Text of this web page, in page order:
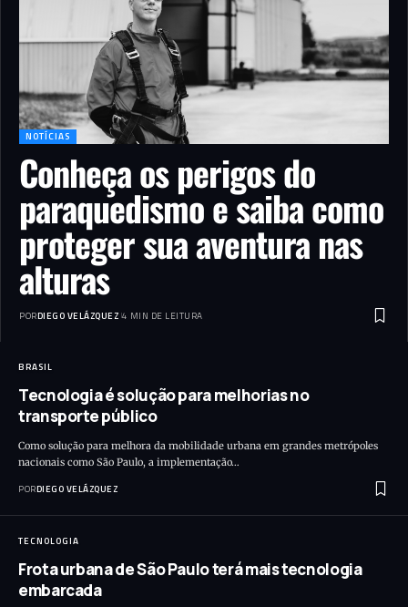
NOTÍCIAS
Conheça os perigos do
paraquedismo e saiba como
proteger sua aventura nas
alturas
PORDIEGO VELÁZQUEZ 4 MIN DE LEITURA
BRASIL
Tecnologia é solução para melhorias no
transporte público
Como solução para melhora da mobilidade urbana em grandes metrópoles
nacionais como São Paulo, a implementação…
PORDIEGO VELÁZQUEZ
TECNOLOGIA
Frota urbana de São Paulo terá mais tecnologia
embarcada